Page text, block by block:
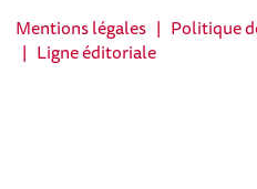
Mentions légales | Politique
| Ligne éditoriale